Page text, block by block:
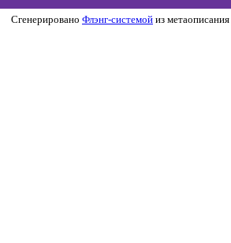
Сгенерировано Флэнг-системой из